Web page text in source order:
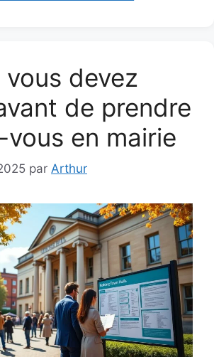
vous devez
de prendre
en mairie
par Arthur